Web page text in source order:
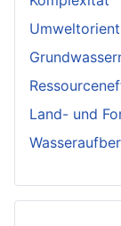
Land- und